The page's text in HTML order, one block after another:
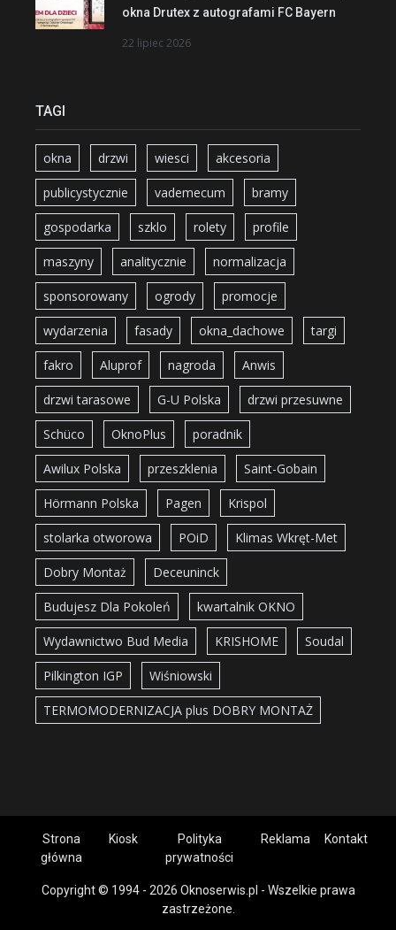
okna Drutex z autografami FC Bayern
22 lipiec 2026
TAGI
okna drzwi wiesci akcesoria
publicystycznie vademecum bramy
gospodarka szklo rolety profile
maszyny analitycznie normalizacja
sponsorowany ogrody promocje
wydarzenia fasady okna_dachowe targi
fakro Aluprof nagroda Anwis
drzwi tarasowe G-U Polska drzwi przesuwne
Schüco OknoPlus poradnik
Awilux Polska przeszklenia Saint-Gobain
Hörmann Polska Pagen Krispol
stolarka otworowa POiD Klimas Wkręt-Met
Dobry Montaż Deceuninck
Budujesz Dla Pokoleń kwartalnik OKNO
Wydawnictwo Bud Media KRISHOME Soudal
Pilkington IGP Wiśniowski
TERMOMODERNIZACJA plus DOBRY MONTAŻ
Strona
główna
Kiosk
Polityka
prywatności
Reklama Kontakt
Copyright © 1994 - 2026 Oknoserwis.pl - Wszelkie prawa
zastrzeżone.